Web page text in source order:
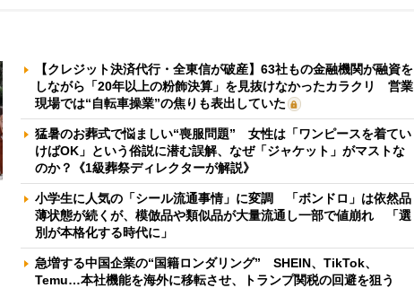
【クレジット決済代行・全東信が破産】63社もの金融機関が融資を
しながら「20年以上の粉飾決算」を見抜けなかったカラクリ 営業
現場では“自転車操業”の焦りも表出していた
猛暑のお葬式で悩ましい“喪服問題” 女性は「ワンピースを着てい
けばOK」という俗説に潜む誤解、なぜ「ジャケット」がマストな
のか？《1級葬祭ディレクターが解説》
小学生に人気の「シール流通事情」に変調 「ボンドロ」は依然品
薄状態が続くが、模倣品や類似品が大量流通し一部で値崩れ 「選
別が本格化する時代に」
急増する中国企業の“国籍ロンダリング” SHEIN、TikTok、
Temu…本社機能を海外に移転させ、トランプ関税の回避を狙う